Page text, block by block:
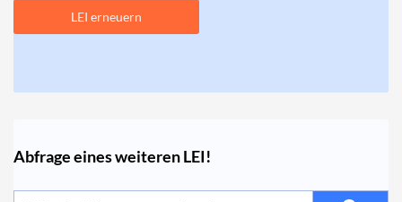
LEI erneuern
Abfrage eines weiteren LEI!